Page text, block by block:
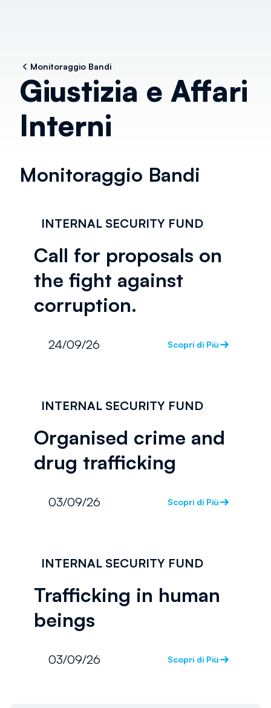
Monitoraggio Bandi
Giustizia e Affari
Interni
Monitoraggio Bandi
INTERNAL SECURITY FUND
Call for proposals on
the fight against
corruption.
24/09/26 Scopri di Più
INTERNAL SECURITY FUND
Organised crime and
drug trafficking
03/09/26 Scopri di Più
INTERNAL SECURITY FUND
Trafficking in human
beings
03/09/26 Scopri di Più